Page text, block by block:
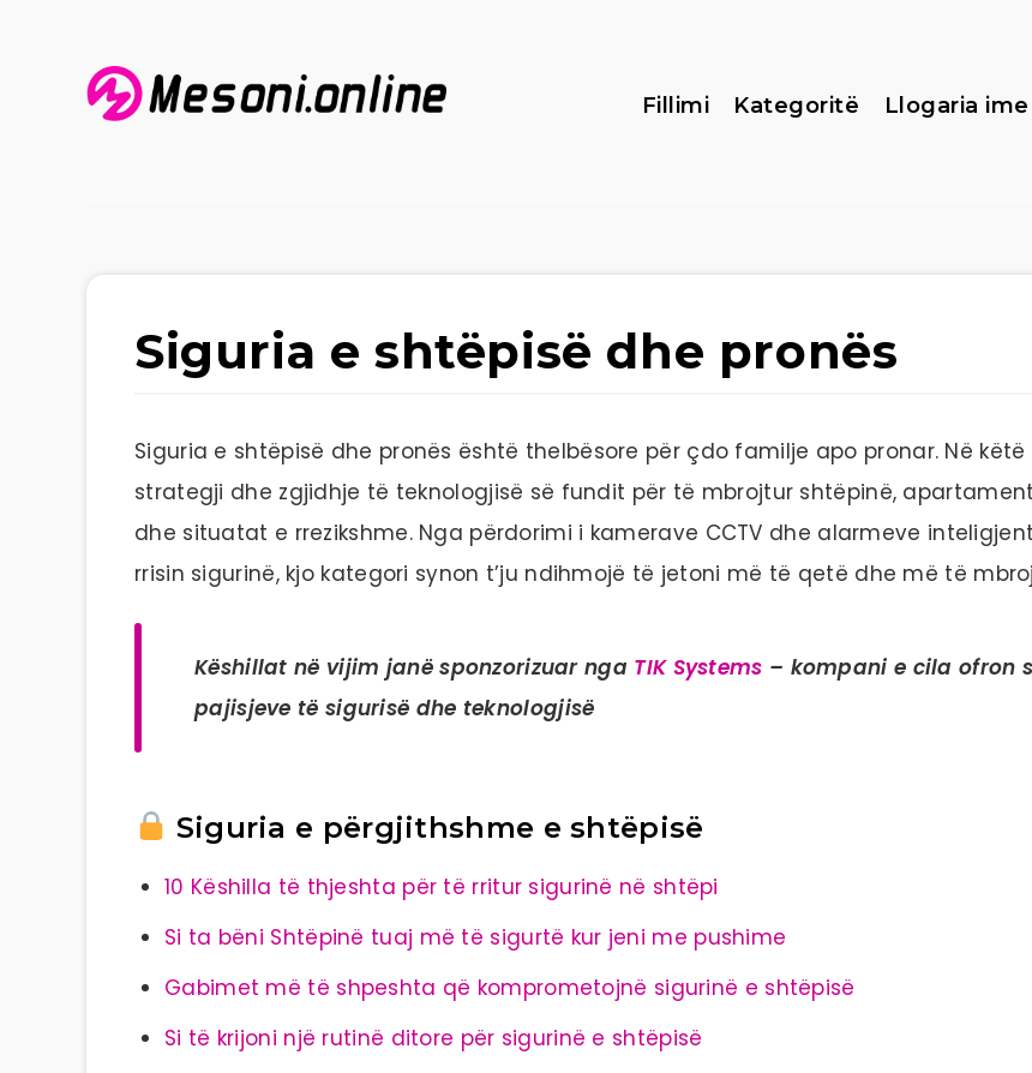
Fillimi Kategoritë Llogaria ime
Siguria e shtëpisë dhe pronës
Siguria e shtëpisë dhe pronës është thelbësore për çdo familje apo pronar. Në
strategji dhe zgjidhje të teknologjisë së fundit për të mbrojtur shtëpinë,
dhe situatat e rrezikshme. Nga përdorimi i kamerave CCTV dhe alarmeve
rrisin sigurinë, kjo kategori synon t’ju ndihmojë të jetoni më të qetë dhe më të
Këshillat në vijim janë sponzorizuar nga TIK Systems – kompani e cila ofron
pajisjeve të sigurisë dhe teknologjisë
Siguria e përgjithshme e shtëpisë
10 Këshilla të thjeshta për të rritur sigurinë në shtëpi
Si ta bëni Shtëpinë tuaj më të sigurtë kur jeni me pushime
Gabimet më të shpeshta që komprometojnë sigurinë e shtëpisë
Si të krijoni një rutinë ditore për sigurinë e shtëpisë